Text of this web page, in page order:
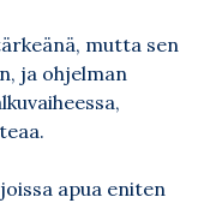
mutta sen
ja ohjelman
apua eniten